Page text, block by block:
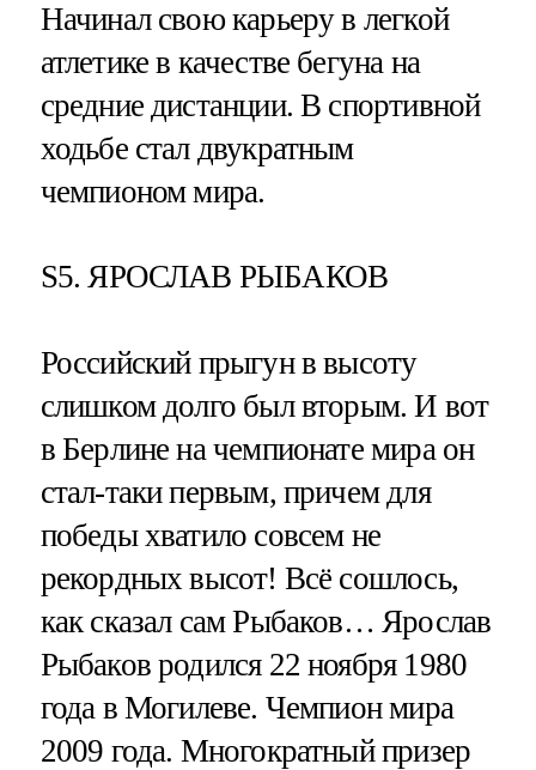
Начинал свою карьеру в легкой
атлетике в качестве бегуна на
средние дистанции. В спортивной
ходьбе стал двукратным
чемпионом мира.
S5. ЯРОСЛАВ РЫБАКОВ
Российский прыгун в высоту
слишком долго был вторым. И вот
в Берлине на чемпионате мира он
стал-таки первым, причем для
победы хватило совсем не
рекордных высот! Всё сошлось,
как сказал сам Рыбаков… Ярослав
Рыбаков родился 22 ноября 1980
года в Могилеве. Чемпион мира
2009 года. Многократный призер